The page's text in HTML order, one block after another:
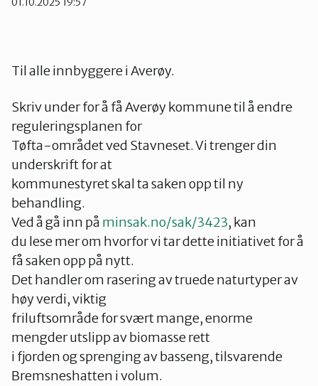
Til alle innbyggere i Averøy.
Skriv under for å få Averøy kommune til å endre
reguleringsplanen for
Tøfta-området ved Stavneset. Vi trenger din
underskrift for at
kommunestyret skal ta saken opp til ny
behandling.
Ved å gå inn på minsak.no/sak/3423, kan
du lese mer om hvorfor vi tar dette initiativet for å
få saken opp på nytt.
Det handler om rasering av truede naturtyper av
høy verdi, viktig
friluftsområde for svært mange, enorme
mengder utslipp av biomasse rett
i fjorden og sprenging av basseng, tilsvarende
Bremsneshatten i volum.